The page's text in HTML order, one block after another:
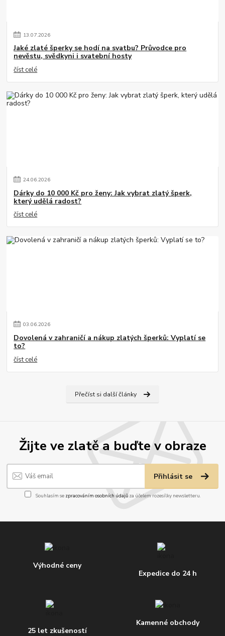
13.07.2026
Jaké zlaté šperky se hodí na svatbu? Průvodce pro
nevěstu, svědkyni i svatební hosty
číst celé
24.06.2026
Dárky do 10 000 Kč pro ženy: Jak vybrat zlatý šperk,
který udělá radost?
číst celé
03.06.2026
Dovolená v zahraničí a nákup zlatých šperků: Vyplatí se
to?
číst celé
Přečíst si další články
Žijte ve zlatě a buďte v obraze
Přihlásit se
Souhlasím se zpracováním osobních údajůza účelem rozesílky newsletteru.
Výhodné ceny
Expedice do 24 h
25 let zkušeností
Kamenné obchody